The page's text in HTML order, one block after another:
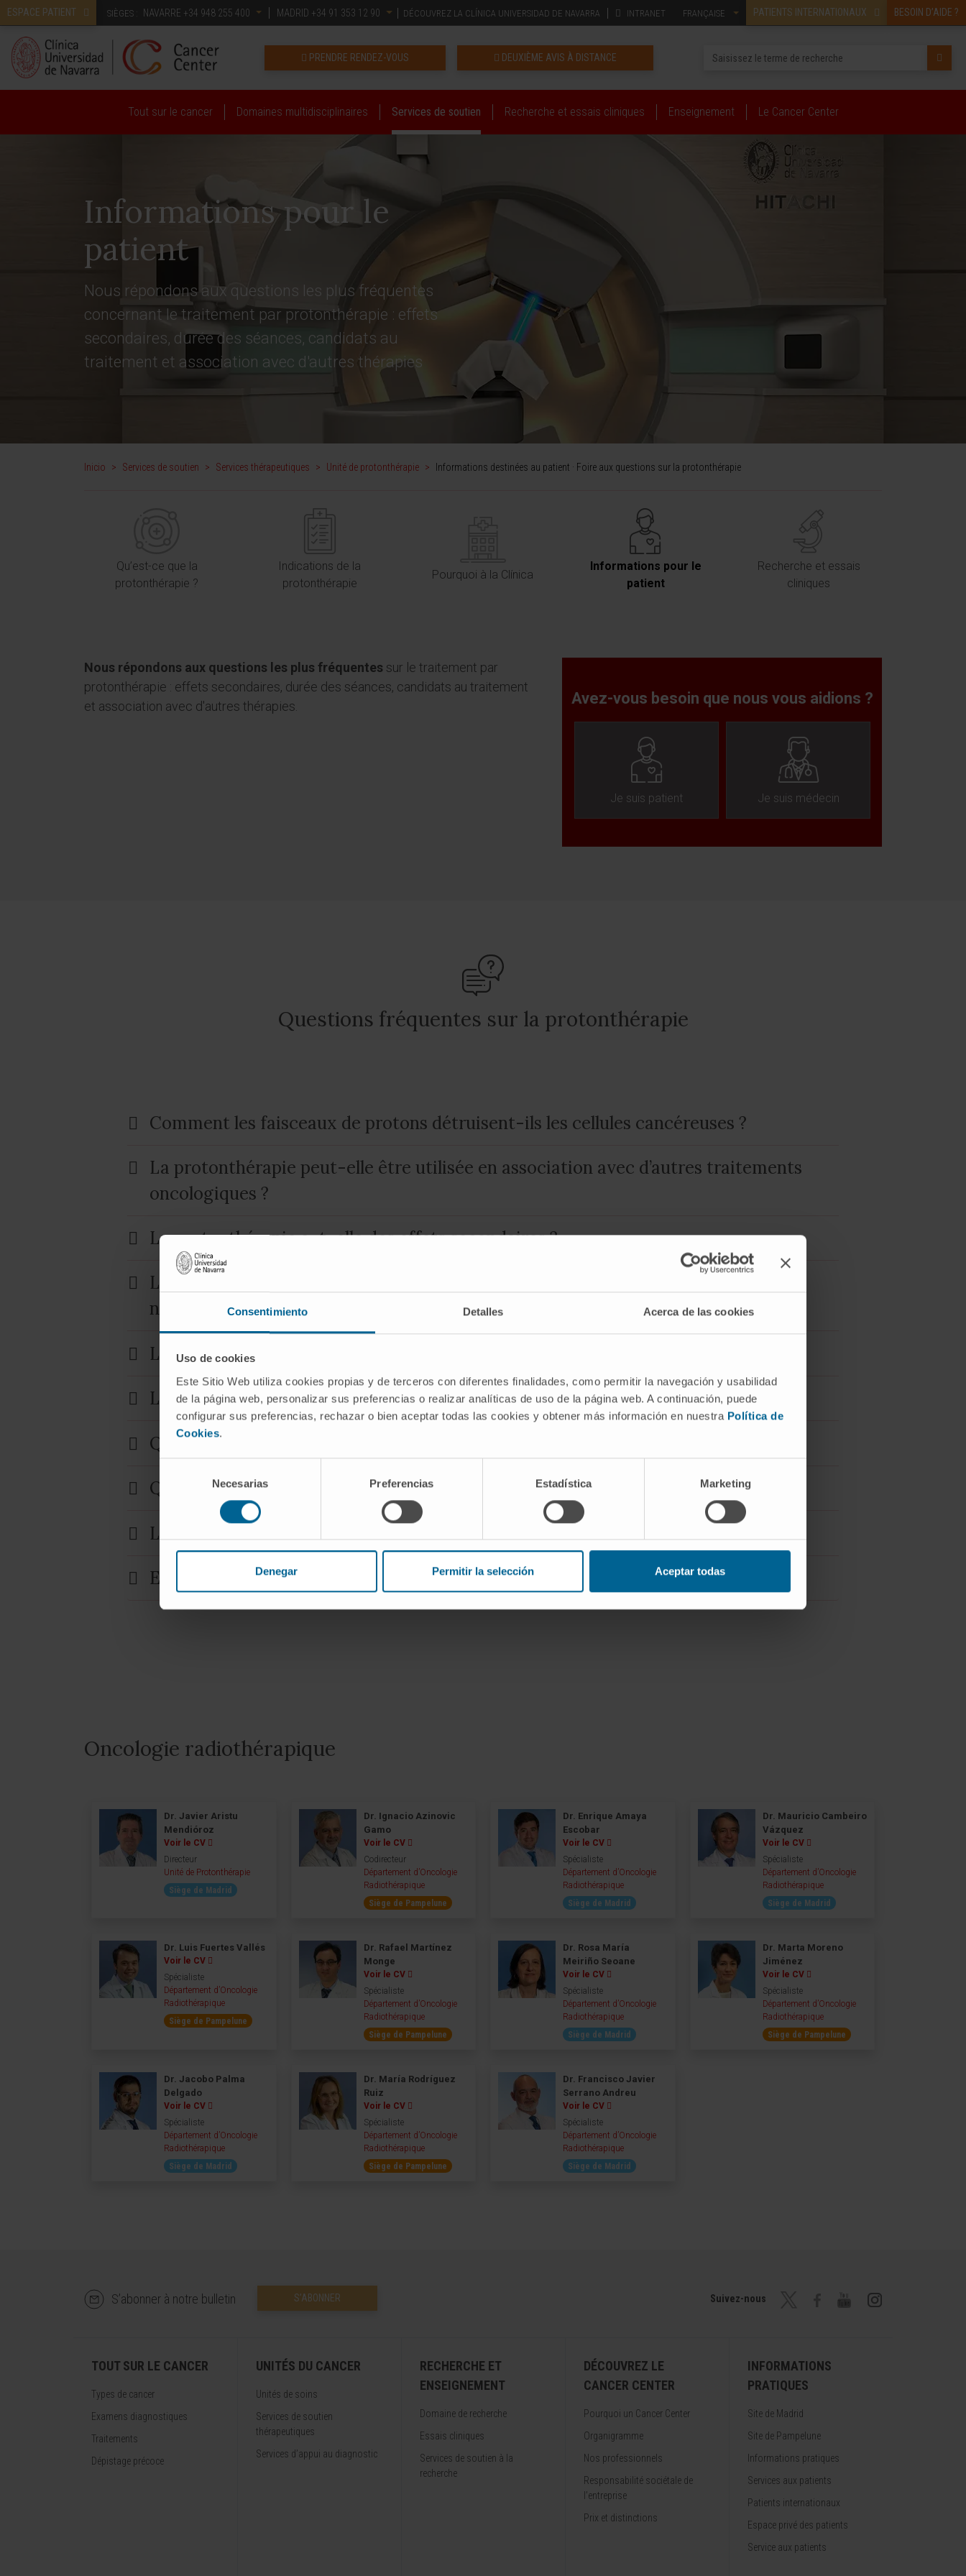
Consentimiento Detalles Acerca de las cookies
Uso de cookies
Este Sitio Web utiliza cookies propias y de terceros con diferentes finalidades, como permitir la navegación y usabilidad
de la página web, personalizar sus preferencias o realizar analíticas de uso de la página web. A continuación, puede
configurar sus preferencias, rechazar o bien aceptar todas las cookies y obtener más información en nuestra Política de
Cookies.
de
consentimiento
Necesarias Preferencias Estadística Marketing
Denegar Permitir la selección Aceptar todas
ESPACE PATIENT SIÈGES : NAVARRE +34 948 255 400 MADRID +34 91 353 12 90 DÉCOUVREZ LA CLÍNICA UNIVERSIDAD DE NAVARRA INTRANET PATIENTS INTERNATIONAUX BESOIN D’AIDE ?
FRANÇAISE
DEUXIÈME AVIS À DISTANCE
PRENDRE RENDEZ-VOUS
Tout sur le cancer Domaines multidisciplinaires Services de soutien Recherche et essais cliniques Enseignement Le Cancer Center
Informations pour le
patient
Nous répondons aux questions les plus fréquentes
concernant le traitement par protonthérapie : effets
secondaires, durée des séances, candidats au
traitement et association avec d'autres thérapies
Inicio > Services de soutien > Services thérapeutiques > Unité de protonthérapie > Informations destinées au patient · Foire aux questions sur la protonthérapie
Qu’est-ce que la
protonthérapie ?
Indications de la
protonthérapie
Pourquoi à la Clínica
Informations pour le
patient
Recherche et essais
cliniques
Nous répondons aux questions les plus fréquentes sur le traitement par
protonthérapie : effets secondaires, durée des séances, candidats au traitement
et association avec d'autres thérapies.
Avez-vous besoin que nous vous aidions ?
Je suis patient Je suis médecin
Questions fréquentes sur la protonthérapie
Comment les faisceaux de protons détruisent-ils les cellules cancéreuses ?
La protonthérapie peut-elle être utilisée en association avec d’autres traitements
oncologiques ?
La protonthérapie a-t-elle des effets secondaires ?
Le traitement me fera-t-il perdre les cheveux ? Aurai-je des vomissements et des
nausées ?
Les enfants peuvent-ils recevoir une protonthérapie ?
La protonthérapie convient-elle à tous les cancers ?
Quels types de cancers bénéficient le plus de la protonthérapie ?
Quel spécialiste applique la protonthérapie ?
La thérapie par protons est-elle expérimentale ?
Existe-t-il une recherche continue sur la thérapie par protons ?
Oncologie radiothérapique
Dr. Javier Aristu
Mendióroz
Voir le CV
Directeur
Unité de Protonthérapie
Siège de Madrid
Dr. Ignacio Azinovic
Gamo
Voir le CV
Codirecteur
Département d’Oncologie
Radiothérapique
Siège de Pampelune
Dr. Enrique Amaya
Escobar
Voir le CV
Spécialiste
Département d’Oncologie
Radiothérapique
Siège de Madrid
Dr. Mauricio Cambeiro
Vázquez
Voir le CV
Spécialiste
Département d’Oncologie
Radiothérapique
Siège de Madrid
Dr. Luis Fuertes Vallés
Voir le CV
Spécialiste
Département d’Oncologie
Radiothérapique
Siège de Pampelune
Dr. Rafael Martínez
Monge
Voir le CV
Spécialiste
Département d’Oncologie
Radiothérapique
Siège de Pampelune
Dr. Rosa María
Meiriño Seoane
Voir le CV
Spécialiste
Département d’Oncologie
Radiothérapique
Siège de Madrid
Dr. Marta Moreno
Jiménez
Voir le CV
Spécialiste
Département d’Oncologie
Radiothérapique
Siège de Pampelune
Dr. Jacobo Palma
Delgado
Voir le CV
Spécialiste
Département d’Oncologie
Radiothérapique
Siège de Madrid
Dr. María Rodríguez
Ruiz
Voir le CV
Spécialiste
Département d’Oncologie
Radiothérapique
Siège de Pampelune
Dr. Francisco Javier
Serrano Andreu
Voir le CV
Spécialiste
Département d’Oncologie
Radiothérapique
Siège de Madrid
S’abonner à notre bulletin S’ABONNER Suivez-nous
TOUT SUR LE CANCER
Types de cancer
Examens diagnostiques
Traitements
Dépistage précoce
UNITÉS DU CANCER
Unités de soins
Services de soutien
thérapeutiques
Services d’appui au diagnostic
RECHERCHE ET
ENSEIGNEMENT
Domaine de recherche
Essais cliniques
Services de soutien à la
recherche
DÉCOUVREZ LE
CANCER CENTER
Pourquoi un Cancer Center
Organigramme
Nos professionnels
Responsabilité sociétale de
l’entreprise
Prix et distinctions
INFORMATIONS
PRATIQUES
Site de Madrid
Site de Pampelune
Informations pratiques
Services aux patients
Patients internationaux
Espace privé des patients
Service aux patients